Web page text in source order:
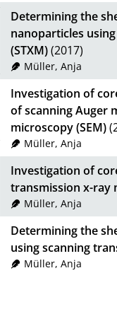
Determining the
nanoparticles
(STXM)(2017)
Müller, Anja
Investigation of
of scanning Auger
microscopy (SEM)
Müller, Anja
Investigation of
transmission x-ray
Müller, Anja
Determining the
using scanning
Müller, Anja